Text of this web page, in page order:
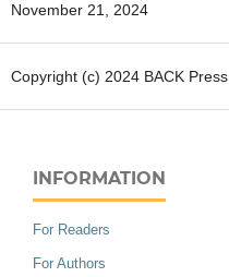
November 21, 2024
Copyright (c) 2024 BACK Press
INFORMATION
For Readers
For Authors